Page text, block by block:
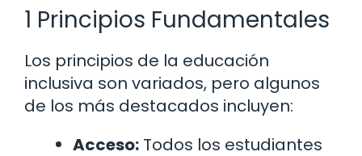
1 Principios Fundamentales
Los principios de la educación
inclusiva son variados, pero algunos
de los más destacados incluyen:
Acceso: Todos los estudiantes